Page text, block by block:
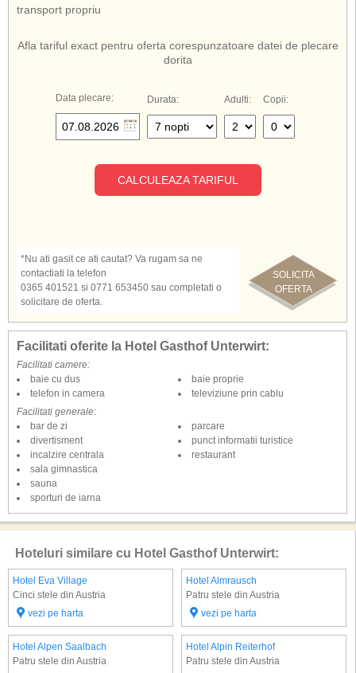
transport propriu
Afla tariful exact pentru oferta corespunzatoare datei de plecare
dorita
Data plecare: Durata: Adulti: Copii:
CALCULEAZA TARIFUL
SOLICITA
OFERTA
*Nu ati gasit ce ati cautat? Va rugam sa ne
contactiati la telefon
0365 401521 si 0771 653450 sau completati o
solicitare de oferta.
Facilitati oferite la Hotel Gasthof Unterwirt:
Facilitati camere:
baie cu dus
baie proprie
telefon in camera
televiziune prin cablu
Facilitati generale:
bar de zi
divertisment
incalzire centrala
parcare
punct informatii turistice
restaurant
sala gimnastica
sauna
sporturi de iarna
Hoteluri similare cu Hotel Gasthof Unterwirt:
Hotel Eva Village
Cinci stele din Austria
vezi pe harta
Hotel Almrausch
Patru stele din Austria
vezi pe harta
Hotel Alpen Saalbach
Patru stele din Austria
Hotel Alpin Reiterhof
Patru stele din Austria